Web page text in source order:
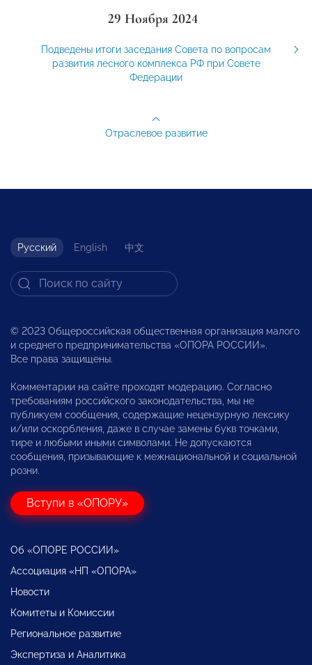
29 Ноября 2024
Подведены итоги заседания Совета по вопросам
развития лесного комплекса РФ при Совете
Федерации
Отраслевое развитие
Русский English 中文
© 2023 Общероссийская общественная организация малого
и среднего предпринимательства «ОПОРА РОССИИ».
Все права защищены.
Комментарии на сайте проходят модерацию. Согласно
требованиям российского законодательства, мы не
публикуем сообщения, содержащие нецензурную лексику
и/или оскорбления, даже в случае замены букв точками,
тире и любыми иными символами. Не допускаются
сообщения, призывающие к межнациональной и социальной
розни.
Вступи в «ОПОРУ»
Об «ОПОРЕ РОССИИ»
Ассоциация «НП «ОПОРА»
Новости
Комитеты и Комиссии
Региональное развитие
Экспертиза и Аналитика